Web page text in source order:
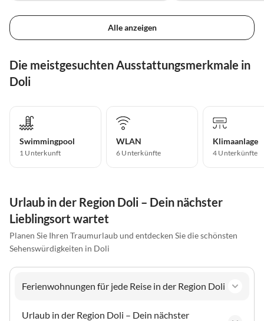
Alle anzeigen
Die meistgesuchten Ausstattungsmerkmale in
Doli
Swimmingpool
1 Unterkunft
WLAN
6 Unterkünfte
Klimaanlage
4 Unterkünfte
Urlaub in der Region Doli – Dein nächster
Lieblingsort wartet
Planen Sie Ihren Traumurlaub und entdecken Sie die schönsten
Sehenswürdigkeiten in Doli
Ferienwohnungen für jede Reise in der Region Doli
Urlaub in der Region Doli – Dein nächster